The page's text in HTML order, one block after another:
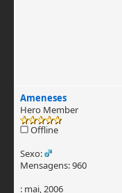
Ameneses
Hero Member
Offline
Sexo:
Mensagens: 960
: mai, 2006